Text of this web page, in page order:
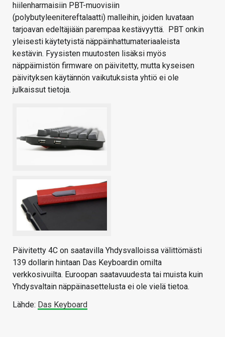
hiilenharmaisiin PBT-muovisiin
(polybutyleenitereftalaatti) malleihin, joiden luvataan
tarjoavan edeltäjiään parempaa kestävyyttä. PBT onkin
yleisesti käytetyistä näppäinhattumateriaaleista
kestävin. Fyysisten muutosten lisäksi myös
näppäimistön firmware on päivitetty, mutta kyseisen
päivityksen käytännön vaikutuksista yhtiö ei ole
julkaissut tietoja.
Päivitetty 4C on saatavilla Yhdysvalloissa välittömästi
139 dollarin hintaan Das Keyboardin omilta
verkkosivuilta. Euroopan saatavuudesta tai muista kuin
Yhdysvaltain näppäinasettelusta ei ole vielä tietoa.
Lähde: Das Keyboard